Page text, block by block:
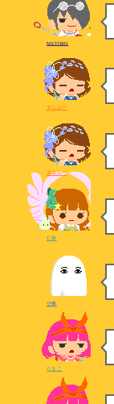
METORO
タニムー
タニムー
仁瘉
小傘
たなこ